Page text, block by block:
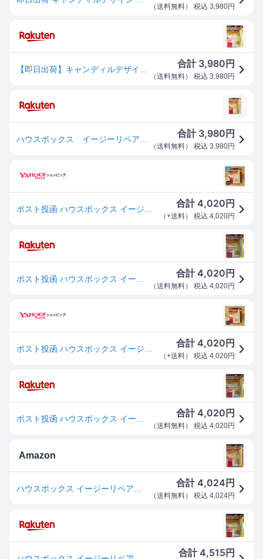
（送料無料） 税込 3,980円
合計 3,980 円
（送料無料） 税込 3,980円
合計 3,980 円
（送料無料） 税込 3,980円
合計4,020 円
（+送料） 税込 4,020円
合計4,020 円
（送料無料） 税込 4,020円
合計4,020 円
（+送料） 税込 4,020円
合計4,020 円
（送料無料） 税込 4,020円
Amazon
合計4,024 円
（送料無料） 税込 4,024円
合計4,515円